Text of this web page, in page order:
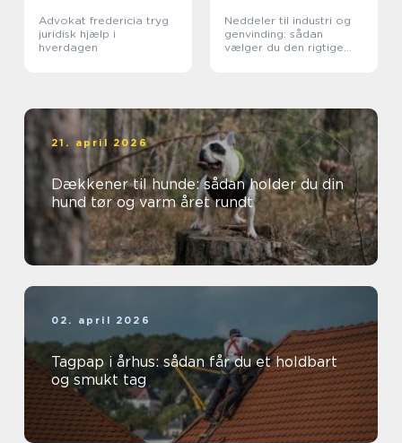
Advokat fredericia tryg
juridisk hjælp i
hverdagen
Neddeler til industri og
genvinding: sådan
vælger du den rigtige
21. april 2026
Dækkener til hunde: sådan holder du din
hund tør og varm året rundt
02. april 2026
Tagpap i århus: sådan får du et holdbart
og smukt tag